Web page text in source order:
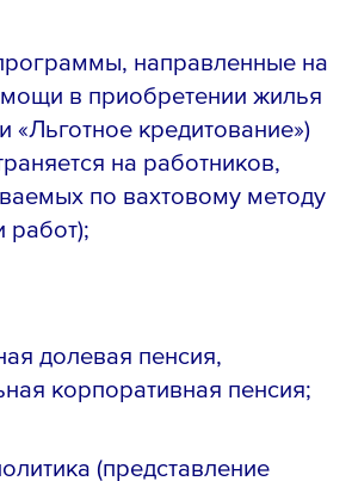
направленные на
в приобретении жилья
«Льготное кредитование»)
на работников,
по вахтовому методу
работ);
долевая пенсия,
корпоративная пенсия;
(представление